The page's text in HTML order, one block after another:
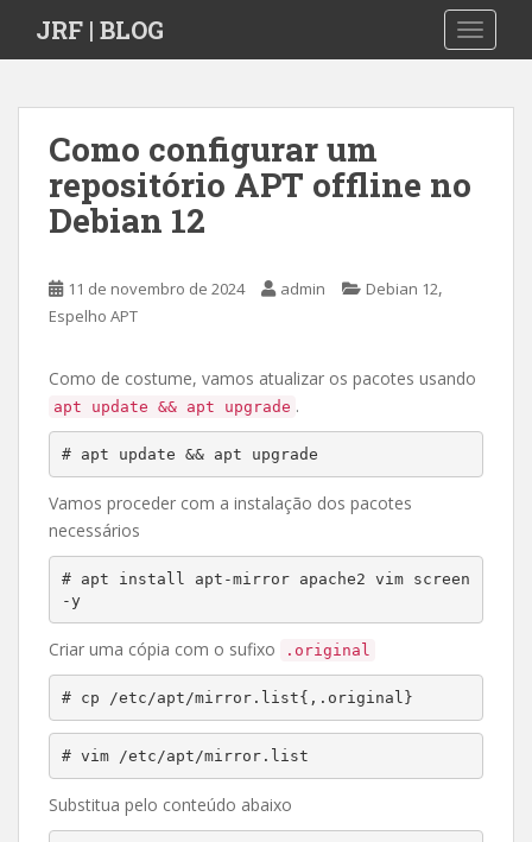
i
JRF | BLOG
Como configurar um
repositório APT offline no
Debian 12
11 de novembro de 2024 admin Debian 12,
Espelho APT
Como de costume, vamos atualizar os pacotes usando
apt update && apt upgrade .
# apt update && apt upgrade
Vamos proceder com a instalação dos pacotes
necessários
# apt install apt-mirror apache2 vim screen
-y
Criar uma cópia com o sufixo .original
# cp /etc/apt/mirror.list{,.original}
# vim /etc/apt/mirror.list
Substitua pelo conteúdo abaixo